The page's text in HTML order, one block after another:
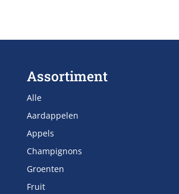
Assortiment
Alle
Aardappelen
Appels
Champignons
Groenten
Fruit